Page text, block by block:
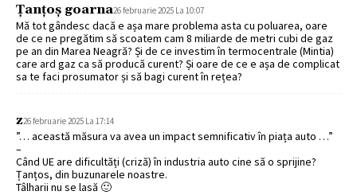
Țanțoș goarna26 februarie 2025 La 10:07
Mă tot gândesc dacă e așa mare problema asta cu poluarea, oare
de ce ne pregătim să scoatem cam 8 miliarde de metri cubi de gaz
pe an din Marea Neagră? Și de ce investim în termocentrale (Mintia)
care ard gaz ca să producă curent? Și oare de ce e așa de complicat
sa te faci prosumator și să bagi curent în rețea?
z26 februarie 2025 La 17:14
”… această măsura va avea un impact semnificativ în piața auto …”
–
Când UE are dificultăți (criză) în industria auto cine să o sprijine?
Țanțos, din buzunarele noastre.
Tâlharii nu se lasă 🙂